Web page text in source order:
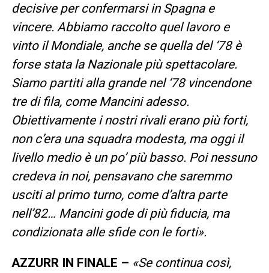
decisive per confermarsi in Spagna e
vincere. Abbiamo raccolto quel lavoro e
vinto il Mondiale, anche se quella del ‘78 è
forse stata la Nazionale più spettacolare.
Siamo partiti alla grande nel ‘78 vincendone
tre di fila, come Mancini adesso.
Obiettivamente i nostri rivali erano più forti,
non c’era una squadra modesta, ma oggi il
livello medio è un po’ più basso. Poi nessuno
credeva in noi, pensavano che saremmo
usciti al primo turno, come d’altra parte
nell’82… Mancini gode di più fiducia, ma
condizionata alle sfide con le forti».
AZZURR IN FINALE – «Se continua così,